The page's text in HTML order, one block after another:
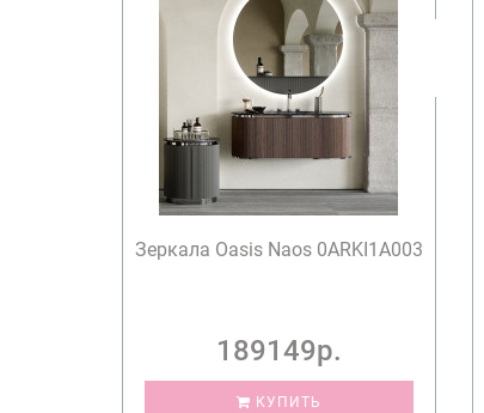
Зеркала Oasis Naos 0ARKI1A003
189149р.
КУПИТЬ